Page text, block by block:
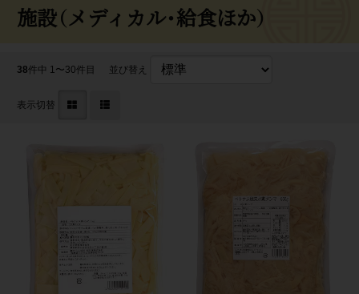
施設（メディカル・給食ほか）
38件中 1〜30件目 並び替え
表示切替